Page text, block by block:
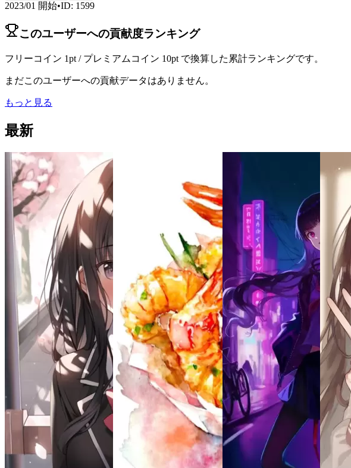
2023/01 開始•ID: 1599
このユーザーへの貢献度ランキング
フリーコイン 1pt / プレミアムコイン 10pt で換算した累計ランキングです。
まだこのユーザーへの貢献データはありません。
もっと見る
最新